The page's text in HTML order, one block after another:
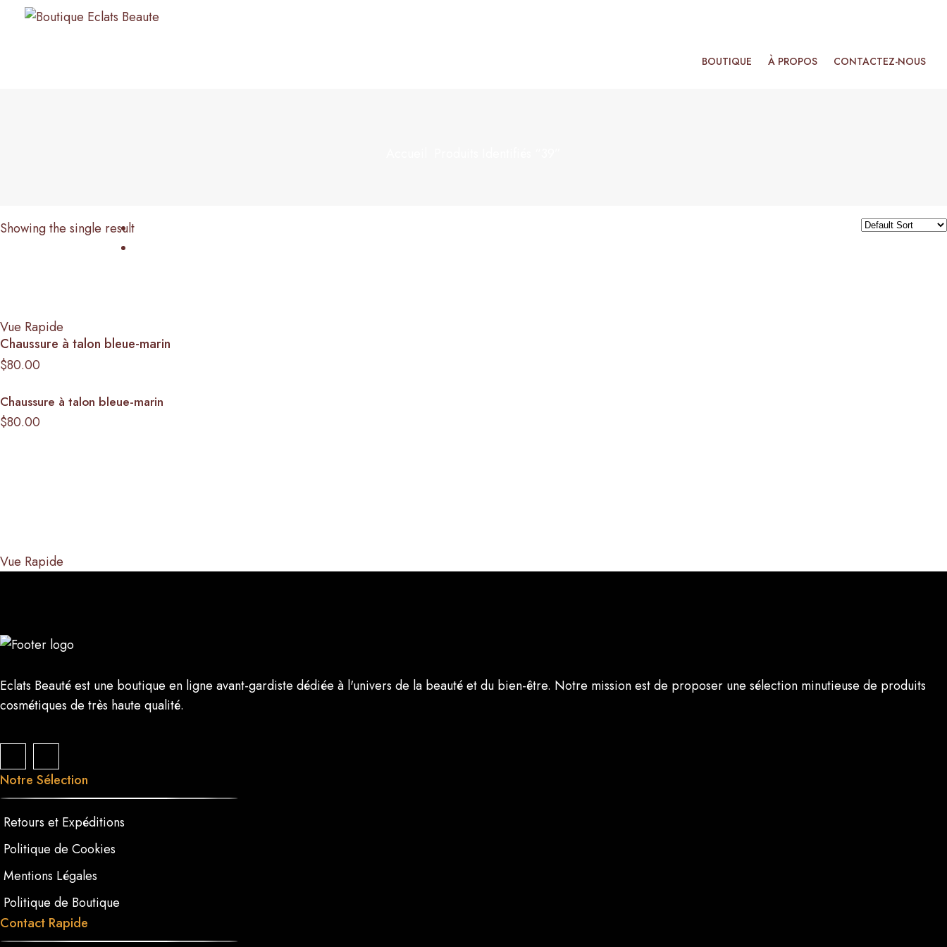
BOUTIQUE À PROPOS CONTACTEZ-NOUS
Showing the single result
Vue Rapide
Chaussure à talon bleue-marin
$80.00
Chaussure à talon bleue-marin
$80.00
Vue Rapide
Eclats Beauté est une boutique en ligne avant-gardiste dédiée à l'univers de la beauté et du bien-être. Notre mission est de proposer une sélection minutieuse de produits
cosmétiques de très haute qualité.
Notre Sélection
Retours et Expéditions
Politique de Cookies
Mentions Légales
Politique de Boutique
Contact Rapide